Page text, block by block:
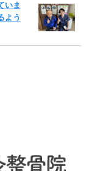
いま
よう